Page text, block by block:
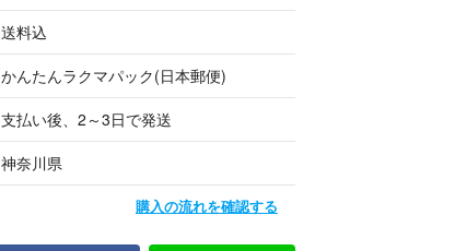
送料込
かんたんラクマパック(日本郵便)
支払い後、2～3日で発送
神奈川県
購入の流れを確認する